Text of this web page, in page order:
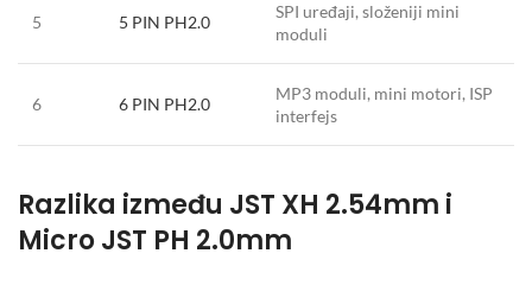
5 5 PIN PH2.0
SPI uređaji, složeniji mini
moduli
6 6 PIN PH2.0
MP3 moduli, mini motori, ISP
interfejs
Razlika između JST XH 2.54mm i
Micro JST PH 2.0mm